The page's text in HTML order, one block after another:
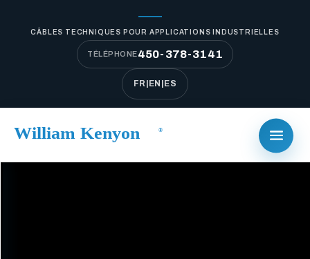
CÂBLES TECHNIQUES POUR APPLICATIONS INDUSTRIELLES
TÉLÉPHONE450-378-3141
FR EN ES